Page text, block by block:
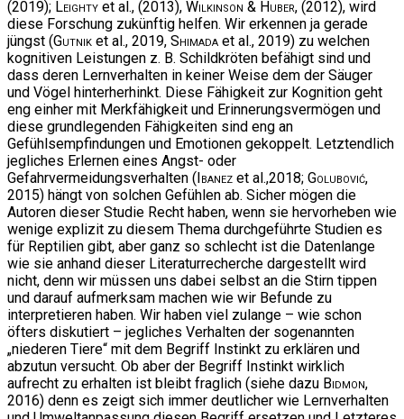
(2019); Leighty et al., (2013), Wilkinson & Huber, (2012), wird
diese Forschung zukünftig helfen. Wir erkennen ja gerade
jüngst (Gutnik et al., 2019, Shimada et al., 2019) zu welchen
kognitiven Leistungen z. B. Schildkröten befähigt sind und
dass deren Lernverhalten in keiner Weise dem der Säuger
und Vögel hinterherhinkt. Diese Fähigkeit zur Kognition geht
eng einher mit Merkfähigkeit und Erinnerungsvermögen und
diese grundlegenden Fähigkeiten sind eng an
Gefühlsempfindungen und Emotionen gekoppelt. Letztendlich
jegliches Erlernen eines Angst- oder
Gefahrvermeidungsverhalten (Ibanez et al.,2018; Golubović,
2015) hängt von solchen Gefühlen ab. Sicher mögen die
Autoren dieser Studie Recht haben, wenn sie hervorheben wie
wenige explizit zu diesem Thema durchgeführte Studien es
für Reptilien gibt, aber ganz so schlecht ist die Datenlange
wie sie anhand dieser Literaturrecherche dargestellt wird
nicht, denn wir müssen uns dabei selbst an die Stirn tippen
und darauf aufmerksam machen wie wir Befunde zu
interpretieren haben. Wir haben viel zulange – wie schon
öfters diskutiert – jegliches Verhalten der sogenannten
„niederen Tiere“ mit dem Begriff Instinkt zu erklären und
abzutun versucht. Ob aber der Begriff Instinkt wirklich
aufrecht zu erhalten ist bleibt fraglich (siehe dazu Bidmon,
2016) denn es zeigt sich immer deutlicher wie Lernverhalten